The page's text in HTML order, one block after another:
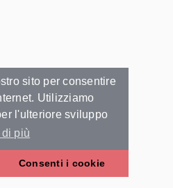
sito per consentire
Utilizziamo
l'ulteriore sviluppo
di più
Consenti i cookie